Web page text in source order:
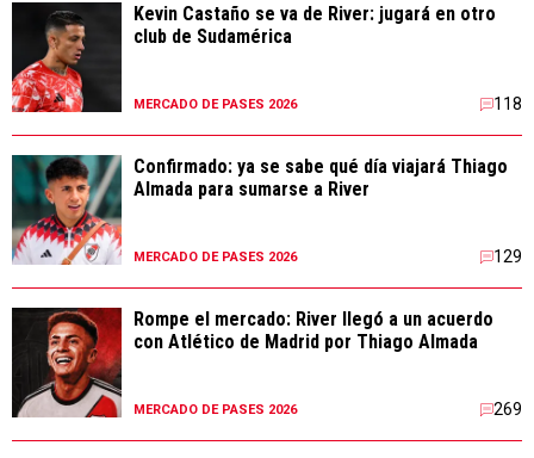
Kevin Castaño se va de River: jugará en otro
club de Sudamérica
MERCADO DE PASES 2026 118
Confirmado: ya se sabe qué día viajará Thiago
Almada para sumarse a River
MERCADO DE PASES 2026 129
Rompe el mercado: River llegó a un acuerdo
con Atlético de Madrid por Thiago Almada
MERCADO DE PASES 2026 269